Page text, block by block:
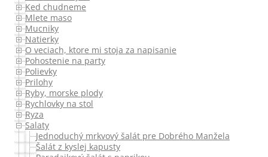
Ked chudneme
Mlete maso
Mucniky
Natierky
O veciach, ktore mi stoja za napisanie
Pohostenie na party
Polievky
Prilohy
Ryby, morske plody
Rychlovky na stol
Ryza
Salaty
Jednoduchý mrkvový šalát pre Dobrého Manžela
Šalát z kyslej kapusty